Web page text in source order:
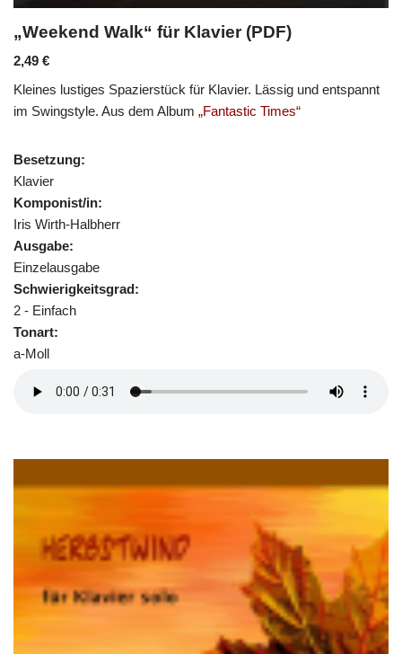
„Weekend Walk“ für Klavier (PDF)
2,49 €
Kleines lustiges Spazierstück für Klavier. Lässig und entspannt
im Swingstyle. Aus dem Album „Fantastic Times“
Besetzung:
Klavier
Komponist/in:
Iris Wirth-Halbherr
Ausgabe:
Einzelausgabe
Schwierigkeitsgrad:
2 - Einfach
Tonart:
a-Moll